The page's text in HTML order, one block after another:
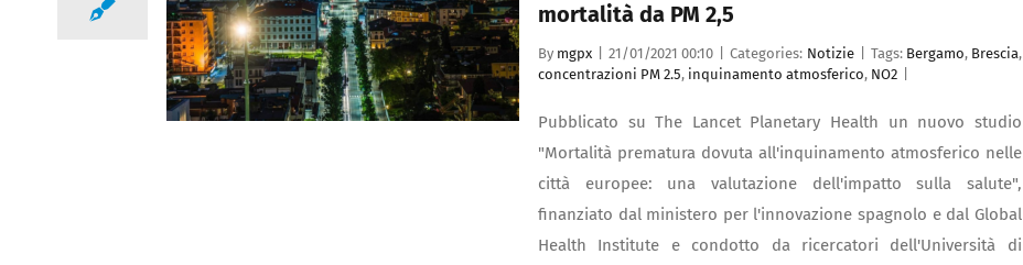
mortalità da PM 2,5
By mgpx 21/01/2021 00:10 Categories: Notizie Tags: Bergamo, Brescia,
concentrazioni PM 2.5, inquinamento atmosferico, NO2
Pubblicato su The Lancet Planetary Health un nuovo studio
"Mortalità prematura dovuta all'inquinamento atmosferico nelle
città europee: una valutazione dell'impatto sulla salute",
finanziato dal ministero per l'innovazione spagnolo e dal Global
Health Institute e condotto da ricercatori dell'Università di